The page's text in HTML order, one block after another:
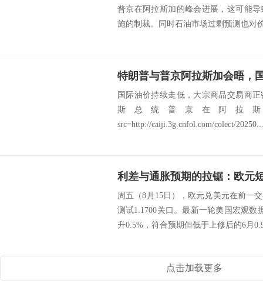
普京在阿拉斯加的峰会进展，这可能
施的制裁。同时石油市场过剩预测也对
特朗普与普京阿拉斯加会晤，
国际油价持续走低，大宗商品交易商
斯总统普京在阿拉
src=http://caiji.3g.cnfol.com/colect/20250...
利差与通胀预期的拉锯：欧元
周五（8月15日），欧元兑美元在前一
测试1.1700关口。最新一轮美国宏观数
升0.5%，符合预期但低于上修后的6月
点击加载更多